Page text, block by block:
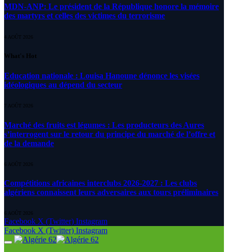
MDN-ANP: Le président de la République honore la mémoire
des martyrs et celles des victimes du terrorisme
4 AOÛT 2026
What's Hot
Education nationale : Louisa Hanoune dénonce les visées
idéologiques au dépend du secteur
7 AOÛT 2026
Marché des fruits est légumes : Les producteurs des Aures
s’interrogent sur le retour du principe du marché de l’offre et
de la demande
6 AOÛT 2026
Compétitions africaines interclubs 2026-2027 : Les clubs
algériens connaissent leurs adversaires aux tours préliminaires
6 AOÛT 2026
Facebook X (Twitter) Instagram
Facebook X (Twitter) Instagram